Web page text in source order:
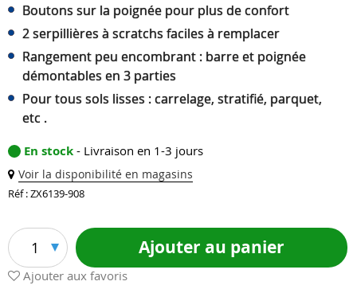
Boutons sur la poignée pour plus de confort
2 serpillières à scratchs faciles à remplacer
Rangement peu encombrant : barre et poignée
démontables en 3 parties
Pour tous sols lisses : carrelage, stratifié, parquet,
etc .
En stock - Livraison en 1-3 jours
Voir la disponibilité en magasins
Réf : ZX6139-908
1 Ajouter au panier
Ajouter aux favoris